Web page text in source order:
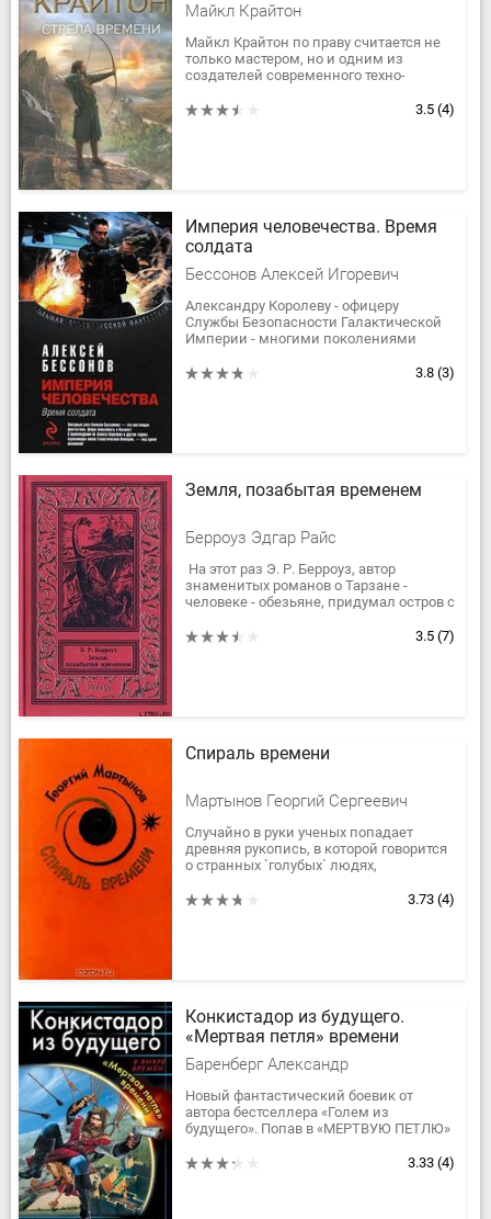
Майкл Крайтон
Майкл Крайтон по праву считается не
только мастером, но и одним из
создателей современного техно-
фантастика органично сочетается с3.5 (4)
Империя человечества. Время
солдата
Бессонов Алексей Игоревич
Александру Королеву - офицеру
Службы Безопасности Галактической
Империи - многими поколениями
опасностей жизнь. Пока такие, как...
3.8 (3)
Земля, позабытая временем
Берроуз Эдгар Райс
На этот раз Э. Р. Берроуз, автор
знаменитых романов о Тарзане -
человеке - обезьяне, придумал остров с
совершенно удивительной природой, и
3.5 (7)
Спираль времени
Мартынов Георгий Сергеевич
Случайно в руки ученых попадает
древняя рукопись, в которой говорится
о странных `голубых` людях,
назад.
3.73 (4)
Конкистадор из будущего.
«Мертвая петля» времени
Баренберг Александр
Новый фантастический боевик от
автора бестселлера «Голем из
будущего». Попав в «МЕРТВУЮ ПЕТЛЮ»
проваливается в XIII столетие, где...
3.33 (4)